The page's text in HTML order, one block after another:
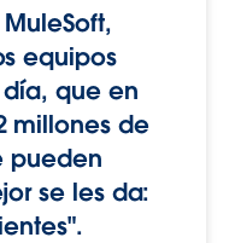
equipos
que en
millones de
pueden
se les da: